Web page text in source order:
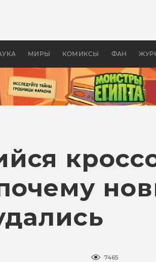
МИРЫ КОМИКСЫ ФАН
в России —
бы
7465